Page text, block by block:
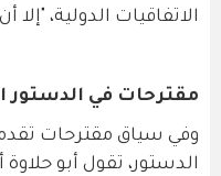
الاتفاقيات الدولية،
مقترحات في الدستور
وفي سياق مقترحات
الدستور، تقول أبو